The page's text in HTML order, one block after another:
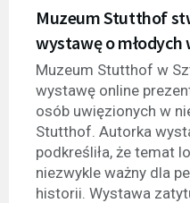
Muzeum Stutthof
wystawę o młodych
Muzeum Stutthof w
wystawę online
osób uwięzionych w
Stutthof. Autorka
podkreśliła, że temat
niezwykle ważny dla
historii. Wystawa